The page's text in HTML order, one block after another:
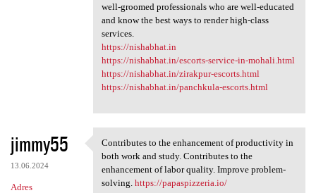
well-groomed professionals who are well-educated
and know the best ways to render high-class
services.
https://nishabhat.in
https://nishabhat.in/escorts-service-in-mohali.html
https://nishabhat.in/zirakpur-escorts.html
https://nishabhat.in/panchkula-escorts.html
jimmy55
13.06.2024
Adres
Contributes to the
Contributes to the enhancement of productivity in
both work and study. Contributes to the
enhancement of labor quality. Improve problem-
solving. https://papaspizzeria.io/